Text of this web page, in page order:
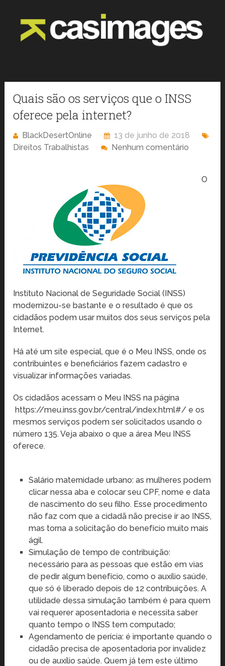
Quais são os serviços que o INSS
oferece pela internet?
BlackDesertOnline
13 de junho de 2018
Direitos Trabalhistas
Nenhum comentário
O
Instituto Nacional de Seguridade Social (INSS)
modernizou-se bastante e o resultado é que os
cidadãos podem usar muitos dos seus serviços pela
Internet.
Há até um site especial, que é o Meu INSS, onde os
contribuintes e beneficiários fazem cadastro e
visualizar informações variadas.
Os cidadãos acessam o Meu INSS na página
https://meu.inss.gov.br/central/index.html#/ e os
mesmos serviços podem ser solicitados usando o
número 135. Veja abaixo o que a área Meu INSS
oferece.
Salário maternidade urbano: as mulheres podem
clicar nessa aba e colocar seu CPF, nome e data
de nascimento do seu filho. Esse procedimento
não faz com que a cidadã não precise ir ao INSS,
mas torna a solicitação do benefício muito mais
ágil.
Simulação de tempo de contribuição:
necessário para as pessoas que estão em vias
de pedir algum benefício, como o auxílio saúde,
que só é liberado depois de 12 contribuições. A
utilidade dessa simulação também é para quem
vai requerer aposentadoria e necessita saber
quanto tempo o INSS tem computado;
Agendamento de perícia: é importante quando o
cidadão precisa de aposentadoria por invalidez
ou de auxílio saúde. Quem já tem este último